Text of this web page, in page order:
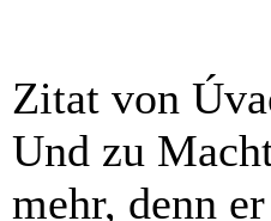
Zitat von
Und zu
mehr, denn